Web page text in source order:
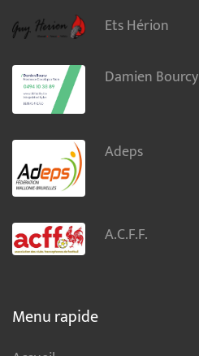
Ets Hérion
Damien Bourcy
Adeps
A.C.F.F.
Menu rapide